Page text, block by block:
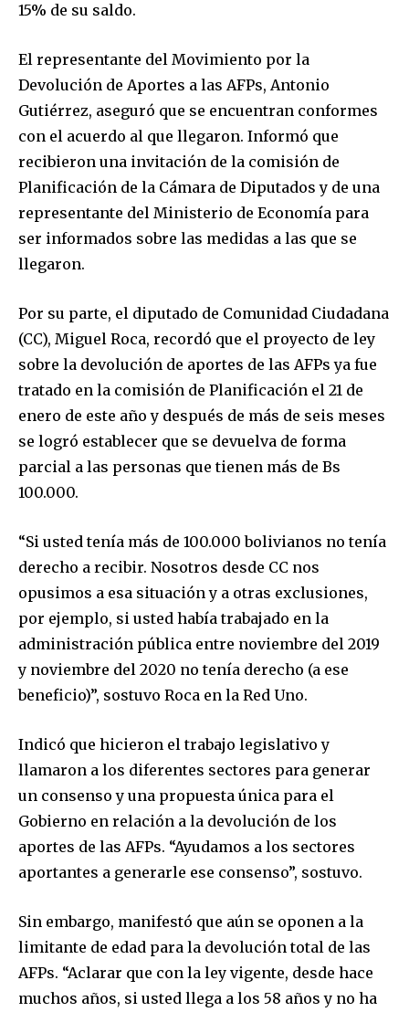
Join our community of
SUBSCRIBERS and be part of the
conversation.
your privacy and won't spam your inbox. Your information is
safe with us.
15% de su saldo.
El representante del Movimiento por la
Devolución de Aportes a las AFPs, Antonio
Gutiérrez, aseguró que se encuentran conformes
con el acuerdo al que llegaron. Informó que
recibieron una invitación de la comisión de
Planificación de la Cámara de Diputados y de una
representante del Ministerio de Economía para
ser informados sobre las medidas a las que se
llegaron.
Por su parte, el diputado de Comunidad Ciudadana
(CC), Miguel Roca, recordó que el proyecto de ley
sobre la devolución de aportes de las AFPs ya fue
tratado en la comisión de Planificación el 21 de
enero de este año y después de más de seis meses
se logró establecer que se devuelva de forma
parcial a las personas que tienen más de Bs
100.000.
“Si usted tenía más de 100.000 bolivianos no tenía
derecho a recibir. Nosotros desde CC nos
opusimos a esa situación y a otras exclusiones,
por ejemplo, si usted había trabajado en la
administración pública entre noviembre del 2019
y noviembre del 2020 no tenía derecho (a ese
beneficio)”, sostuvo Roca en la Red Uno.
Indicó que hicieron el trabajo legislativo y
llamaron a los diferentes sectores para generar
un consenso y una propuesta única para el
Gobierno en relación a la devolución de los
aportes de las AFPs. “Ayudamos a los sectores
aportantes a generarle ese consenso”, sostuvo.
Sin embargo, manifestó que aún se oponen a la
limitante de edad para la devolución total de las
AFPs. “Aclarar que con la ley vigente, desde hace
muchos años, si usted llega a los 58 años y no ha